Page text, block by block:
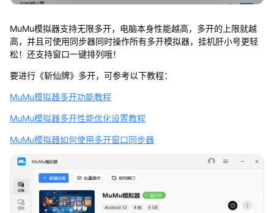
MuMu模拟器支持无限多开，电脑本身性能越高，多开的上限就越
高，并且可使用同步器同时操作所有多开模拟器，挂机肝小号更轻
松！还支持窗口一键排列哦！
要进行《斩仙牌》多开，可参考以下教程：
MuMu模拟器多开功能教程
MuMu模拟器多开性能优化设置教程
MuMu模拟器如何使用多开窗口同步器